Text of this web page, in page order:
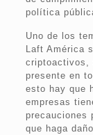
política
Uno de los
Laft América
criptoactivos,
presente en
esto hay que
empresas
precauciones
que haga